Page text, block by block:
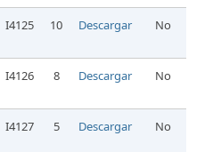
I4125 10 Descargar No
I4126 8 Descargar No
I4127 5 Descargar No